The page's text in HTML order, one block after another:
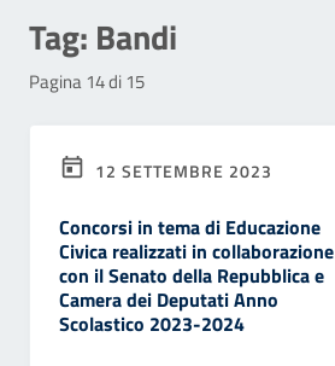
Tag: Bandi
Pagina 14 di 15
12 SETTEMBRE 2023
Concorsi in tema di Educazione
Civica realizzati in collaborazione
con il Senato della Repubblica e
Camera dei Deputati Anno
Scolastico 2023-2024